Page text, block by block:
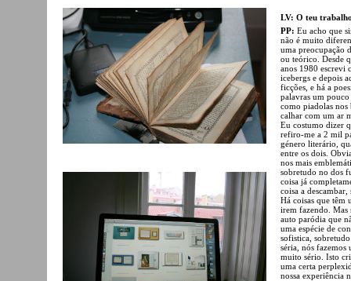
LV: O teu
PP: Eu acho que
não é muito
uma preocupação
ou teórico. Desde
anos 1980 escrevi
icebergs e depois
ficções, e há a
palavras um
como piadolas nos
calhar com um ar
Eu costumo dizer
refiro-me a 2 mil
género literário,
entre os dois.
nos mais
sobretudo no dos
coisa já
coisa a
Há coisas que têm
irem fazendo. Mas
auto paródia que
uma espécie de
sofistica,
séria, nós fazemos
muito sério. Isto
uma certa
nossa experiência